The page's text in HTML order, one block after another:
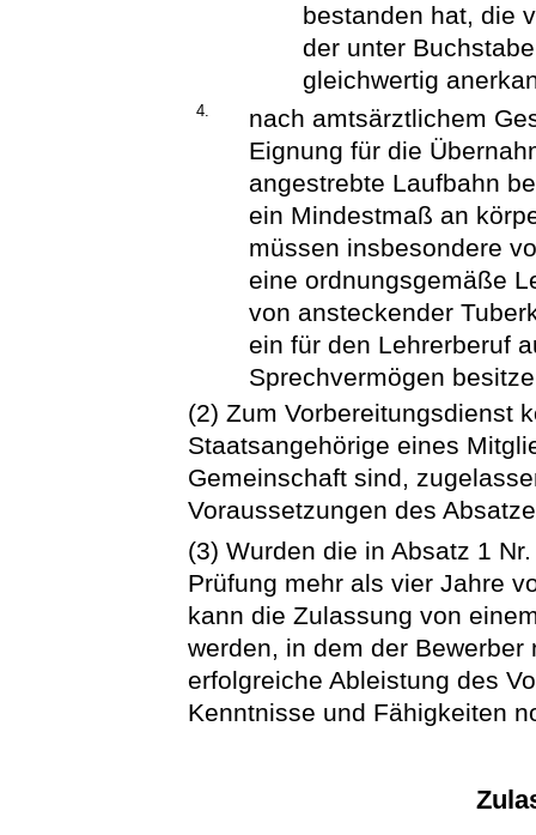
bestanden hat, die
der unter
gleichwertig
4.
nach amtsärztlichem
Eignung für die
angestrebte Laufbahn
ein Mindestmaß an
müssen insbesondere
eine ordnungsgemäße
von ansteckender
ein für den Lehrerberuf
Sprechvermögen
(2) Zum Vorbereitungsdienst
Staatsangehörige eines
Gemeinschaft sind,
Voraussetzungen des
(3) Wurden die in Absatz 1
Prüfung mehr als vier Jahre
kann die Zulassung von
werden, in dem der
erfolgreiche Ableistung des
Kenntnisse und Fähigkeiten